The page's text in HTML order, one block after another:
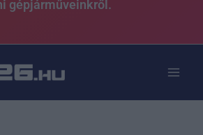
gépjárműveinkről.